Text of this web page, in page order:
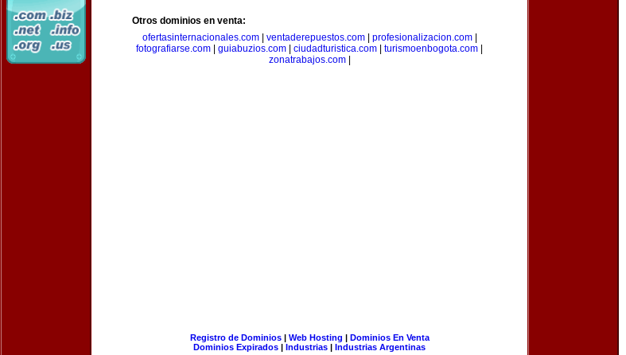
Otros dominios en venta:
ofertasinternacionales.com| ventaderepuestos.com| profesionalizacion.com|
fotografiarse.com
guiabuzios.com ciudadturistica.com turismoenbogota.com
zonatrabajos.com|
Registro de Dominios| Web Hosting | Dominios En Venta
Dominios Expirados | Industrias | Industrias Argentinas